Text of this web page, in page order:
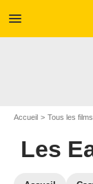
menu
Accueil Tous les films
Les